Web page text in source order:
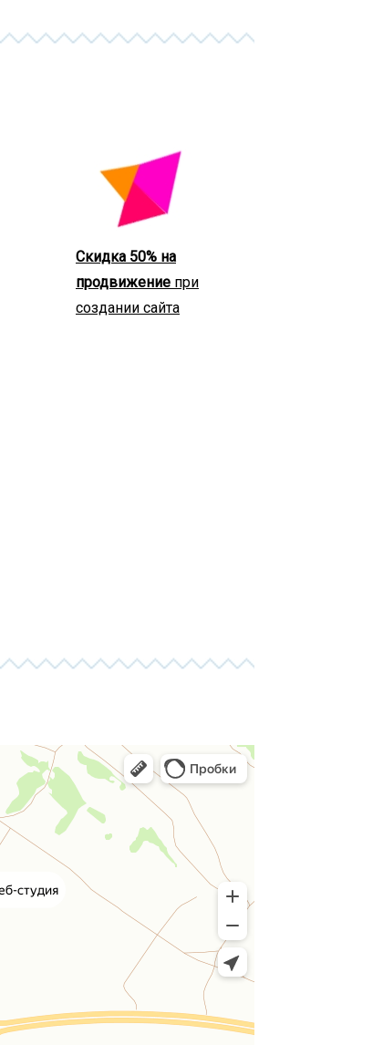
Скидка 50% на
продвижение при
создании сайта